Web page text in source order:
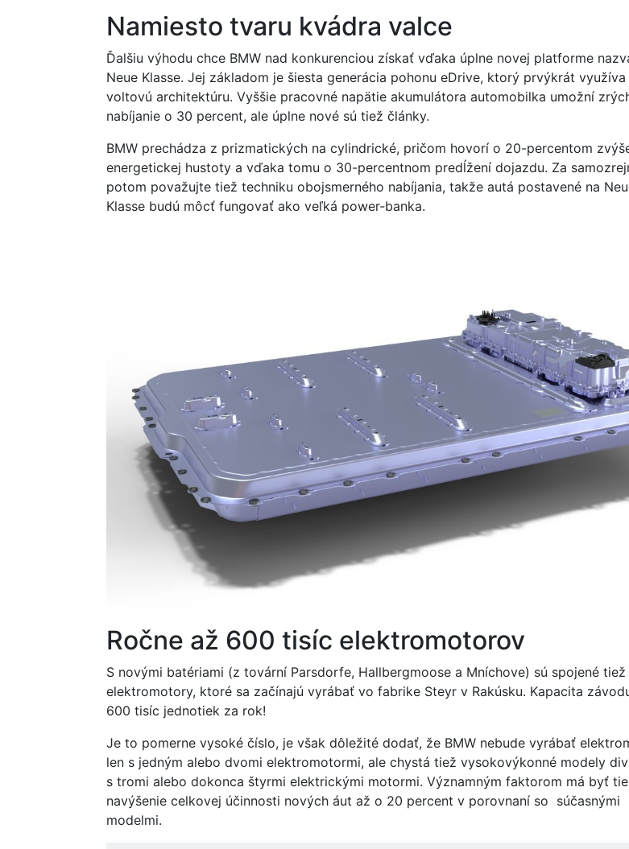
Namiesto tvaru kvádra valce
Ďalšiu výhodu chce BMW nad konkurenciou získať vďaka úplne novej platforme
Neue Klasse. Jej základom je šiesta generácia pohonu eDrive, ktorý prvýkrát
voltovú architektúru. Vyššie pracovné napätie akumulátora automobilka umožní
nabíjanie o 30 percent, ale úplne nové sú tiež články.
BMW prechádza z prizmatických na cylindrické, pričom hovorí o 20-percentom
energetickej hustoty a vďaka tomu o 30-percentnom predĺžení dojazdu. Za
potom považujte tiež techniku obojsmerného nabíjania, takže autá postavené na
Klasse budú môcť fungovať ako veľká power-banka.
Ročne až 600 tisíc elektromotorov
S novými batériami (z tovární Parsdorfe, Hallbergmoose a Mníchove) sú spojené
elektromotory, ktoré sa začínajú vyrábať vo fabrike Steyr v Rakúsku. Kapacita
600 tisíc jednotiek za rok!
Je to pomerne vysoké číslo, je však dôležité dodať, že BMW nebude vyrábať
len s jedným alebo dvomi elektromotormi, ale chystá tiež vysokovýkonné modely
s tromi alebo dokonca štyrmi elektrickými motormi. Významným faktorom má byť
navýšenie celkovej účinnosti nových áut až o 20 percent v porovnaní so súčasnými
modelmi.